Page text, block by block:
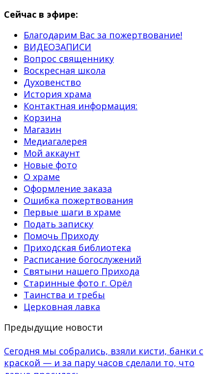
Сейчас в эфире:
Благодарим Вас за пожертвование!
ВИДЕОЗАПИСИ
Вопрос священнику
Воскресная школа
Духовенство
История храма
Контактная информация:
Корзина
Магазин
Медиагалерея
Мой аккаунт
Новые фото
О храме
Оформление заказа
Ошибка пожертвования
Первые шаги в храме
Подать записку
Помочь Приходу
Приходская библиотека
Расписание богослужений
Святыни нашего Прихода
Старинные фото г. Орёл
Таинства и требы
Церковная лавка
Предыдущие новости
Сегодня мы собрались, взяли кисти, банки с
краской — и за пару часов сделали то, что